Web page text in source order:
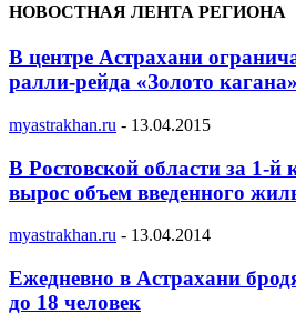
НОВОСТНАЯ ЛЕНТА РЕГИОНА
В центре Астрахани
ралли-рейда «Золото кагана»
myastrakhan.ru - 13.04.2015
В Ростовской области за 1-й
вырос объем введенного
myastrakhan.ru - 13.04.2014
Ежедневно в Астрахани
до 18 человек